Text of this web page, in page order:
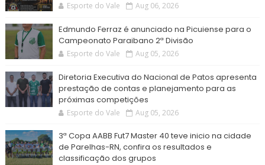
Esporte do Vale Aug 06, 2026
Edmundo Ferraz é anunciado na Picuiense para o
Campeonato Paraibano 2ª Divisão
Esporte do Vale Aug 05, 2026
Diretoria Executiva do Nacional de Patos apresenta
prestação de contas e planejamento para as
próximas competições
Esporte do Vale Aug 05, 2026
3ª Copa AABB Fut7 Master 40 teve inicio na cidade
de Parelhas-RN, confira os resultados e
classificação dos grupos